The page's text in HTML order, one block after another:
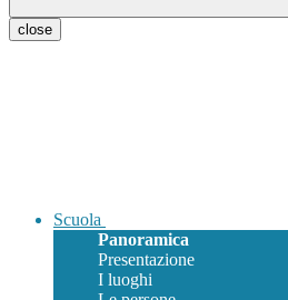
close
Scuola
Panoramica
Presentazione
I luoghi